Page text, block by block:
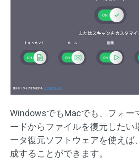
WindowsでもMacでも、フォー
ードからファイルを復元したい
ータ復元ソフトウェアを使えば
成することができます。